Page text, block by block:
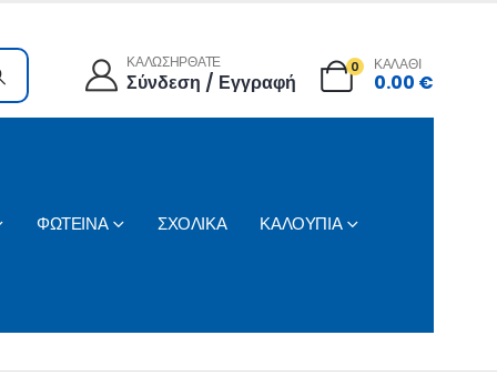
ΚΑΛΩΣΗΡΘΑΤΕ
Σύνδεση / Εγγραφή
0 ΚΑΛΑΘΙ
0.00 €
ΦΩΤΕΙΝΑ ΣΧΟΛΙΚΑ ΚΑΛΟΥΠΙΑ